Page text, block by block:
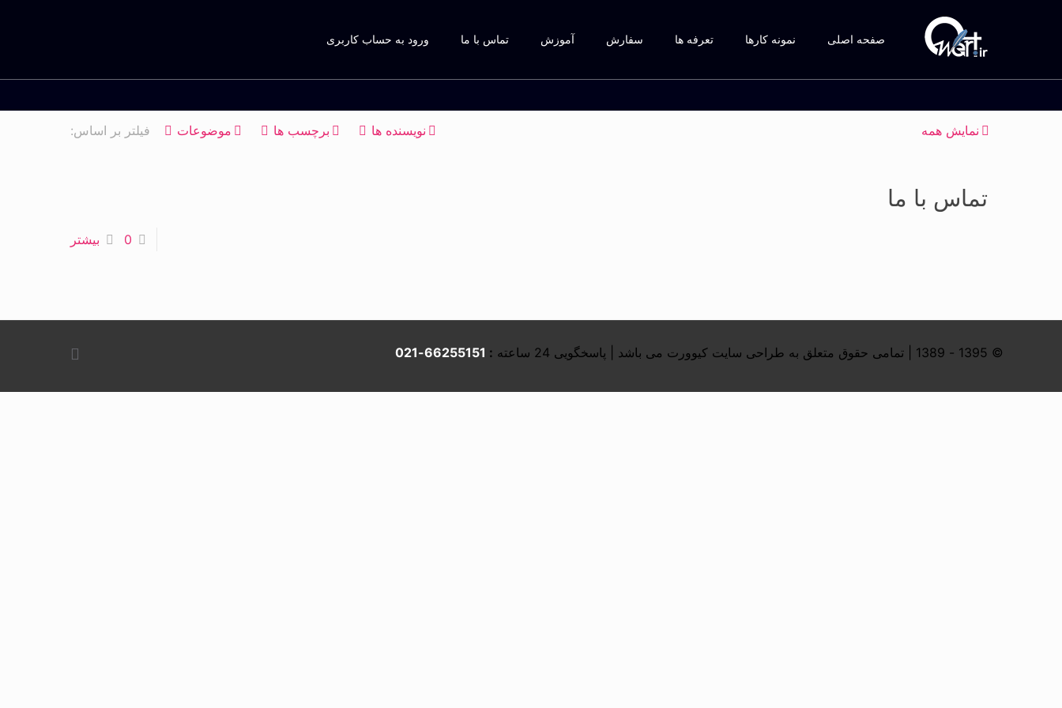
صفحه اصلی نمونه کارها تعرفه ها سفارش آموزش تماس با ما ورود به حساب کاربری
فیلتر بر اساس: موضوعات برچسب ها نویسنده ها نمایش همه
تماس با ما
0 بیشتر
© 1395 - 1389 | تمامی حقوق متعلق به طراحی سایت کیوورت می باشد | پاسخگویی 24 ساعته :
66255151-021